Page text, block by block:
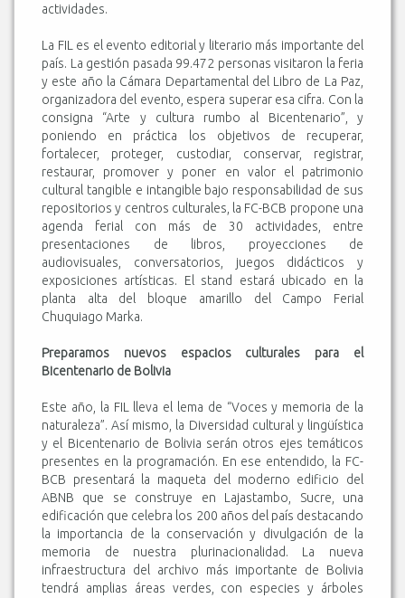
actividades.
La FIL es el evento editorial y literario más importante del
país. La gestión pasada 99.472 personas visitaron la feria
y este año la Cámara Departamental del Libro de La Paz,
organizadora del evento, espera superar esa cifra. Con la
consigna “Arte y cultura rumbo al Bicentenario”, y
poniendo en práctica los objetivos de recuperar,
fortalecer, proteger, custodiar, conservar, registrar,
restaurar, promover y poner en valor el patrimonio
cultural tangible e intangible bajo responsabilidad de sus
repositorios y centros culturales, la FC-BCB propone una
agenda ferial con más de 30 actividades, entre
presentaciones de libros, proyecciones de
audiovisuales, conversatorios, juegos didácticos y
exposiciones artísticas. El stand estará ubicado en la
planta alta del bloque amarillo del Campo Ferial
Chuquiago Marka.
Preparamos nuevos espacios culturales para el
Bicentenario de Bolivia
Este año, la FIL lleva el lema de “Voces y memoria de la
naturaleza”. Así mismo, la Diversidad cultural y lingüística
y el Bicentenario de Bolivia serán otros ejes temáticos
presentes en la programación. En ese entendido, la FC-
BCB presentará la maqueta del moderno edificio del
ABNB que se construye en Lajastambo, Sucre, una
edificación que celebra los 200 años del país destacando
la importancia de la conservación y divulgación de la
memoria de nuestra plurinacionalidad. La nueva
infraestructura del archivo más importante de Bolivia
tendrá amplias áreas verdes, con especies y árboles